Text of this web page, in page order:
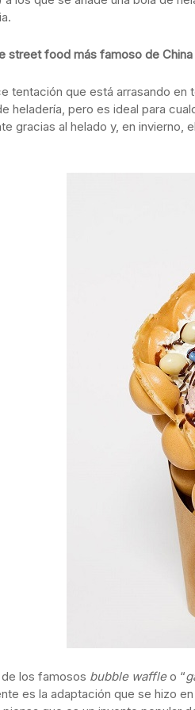
street food más famoso de China
tentación que está arrasando en
heladería, pero es ideal para
gracias al helado y, en invierno,
de los famosos bubble waffleo “
es la adaptación que se hizo